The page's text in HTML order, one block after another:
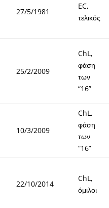
27/5/1981
EC,
τελικός
25/2/2009
ChL,
φάση
των
“16”
10/3/2009
ChL,
φάση
των
“16”
22/10/2014
ChL,
όμιλοι